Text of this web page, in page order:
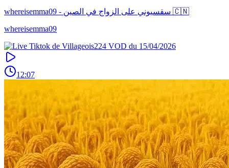
whereisemma09 - سقسيوني على الزواج في الصين 🇨🇳
whereisemma09
12:07